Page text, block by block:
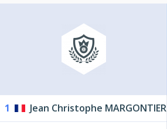
1 Jean Christophe MARGONTIER